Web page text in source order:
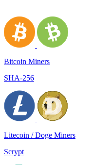
Bitcoin Miners
SHA-256
Litecoin / Doge Miners
Scrypt